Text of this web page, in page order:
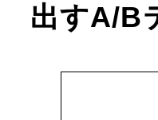
出すA/B